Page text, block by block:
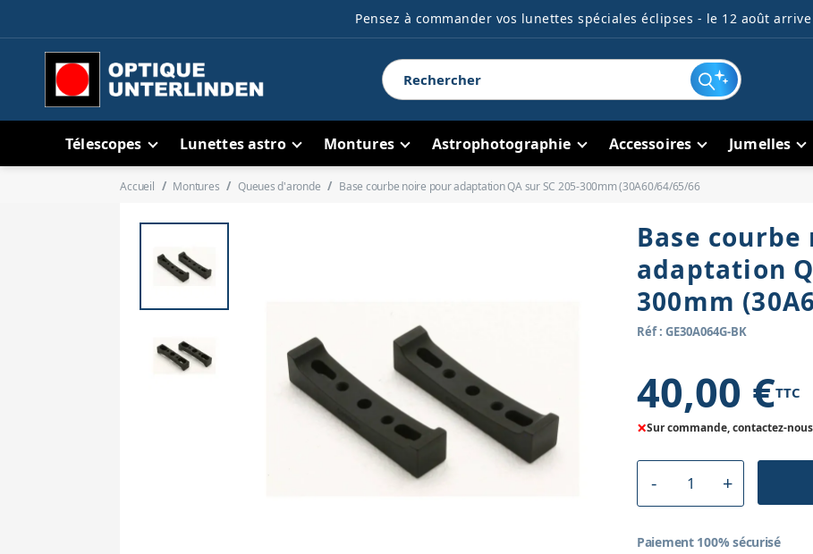
Pensez à commander vos lunettes spéciales éclipses - le 12 août
Télescopes Lunettes astro Montures Astrophotographie Accessoires Jumelles
Accueil Montures Queues d'aronde Base courbe noire pour adaptation QA sur SC 205-300mm (30A60/64/65/66
Base
adaptation
300mm
Réf : GE30A064G-BK
40,00 €TTC
×Sur commande, contactez-
Paiement 100% sécurisé